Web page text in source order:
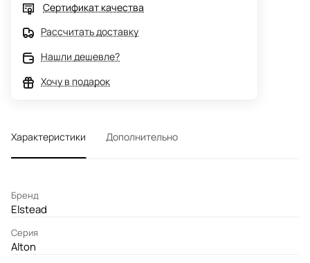
Сертификат качества
Рассчитать доставку
Нашли дешевле?
Хочу в подарок
Характеристики Дополнительно
Бренд
Elstead
Серия
Alton